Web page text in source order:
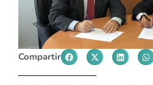
Compartir